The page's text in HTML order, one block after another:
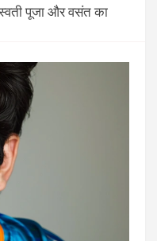
पूजा और वसंत का